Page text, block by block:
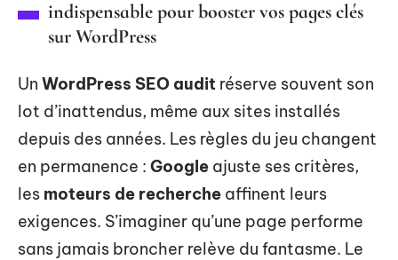
indispensable pour booster vos pages clés
sur WordPress
Un WordPress SEO audit réserve souvent son
lot d’inattendus, même aux sites installés
depuis des années. Les règles du jeu changent
en permanence : Google ajuste ses critères,
les moteurs de recherche affinent leurs
exigences. S’imaginer qu’une page performe
sans jamais broncher relève du fantasme. Le